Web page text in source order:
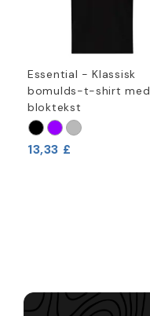
Essential - Klassisk
bomulds-t-shirt med
bloktekst
13,33 £